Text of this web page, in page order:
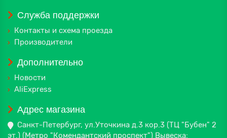
Служба поддержки
Контакты и схема проезда
Производители
Дополнительно
Новости
AliExpress
Адрес магазина
Санкт-Петербург, ул.Уточкина д.3 кор.3 (ТЦ "Бубен" 2
эт.) (Метро "Комендантский проспект") Вывеска: